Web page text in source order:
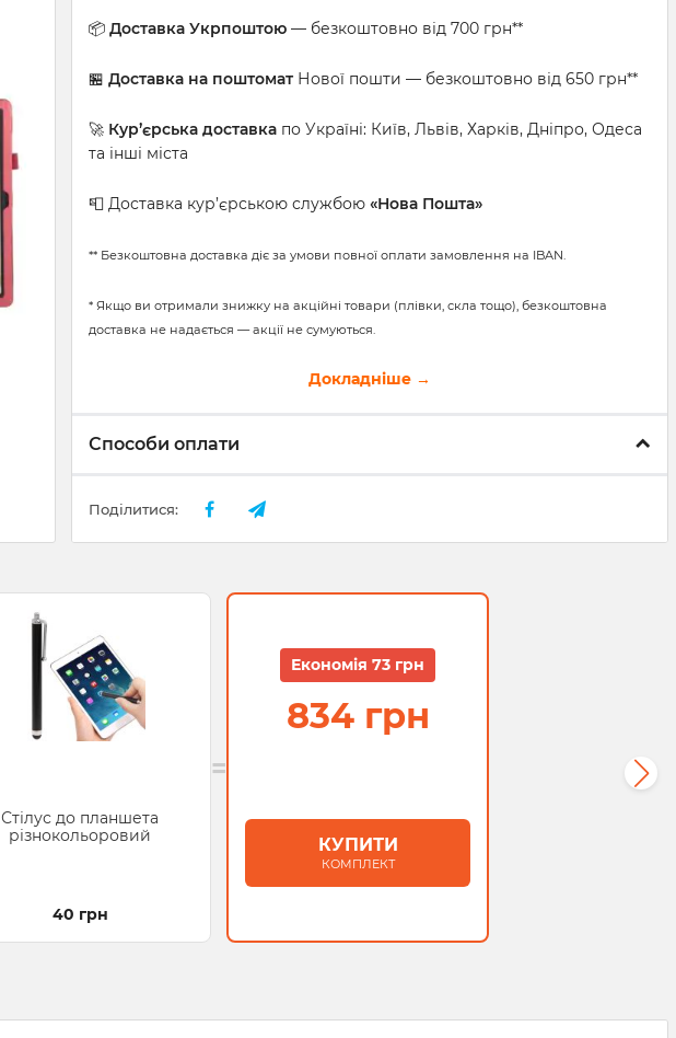
📦 Доставка Укрпоштою — безкоштовно від 700 грн**
🏪 Доставка на поштомат Нової пошти — безкоштовно від 650 грн**
🚀 Кур’єрська доставка по Україні: Київ, Львів, Харків, Дніпро, Одеса
та інші міста
📮 Доставка кур’єрською службою «Нова Пошта»
** Безкоштовна доставка діє за умови повної оплати замовлення на IBAN.
* Якщо ви отримали знижку на акційні товари (плівки, скла тощо), безкоштовна
доставка не надається — акції не сумуються.
Докладніше →
Способи оплати
Поділитися:
Стілус до планшета
різнокольоровий
40 грн
=
Економія 73 грн
834 грн
КУПИТИ
КОМПЛЕКТ